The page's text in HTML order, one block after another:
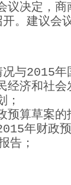
决定，商
。建议会
与2015年
经济和社会
；
算草案的
年财政预
告；